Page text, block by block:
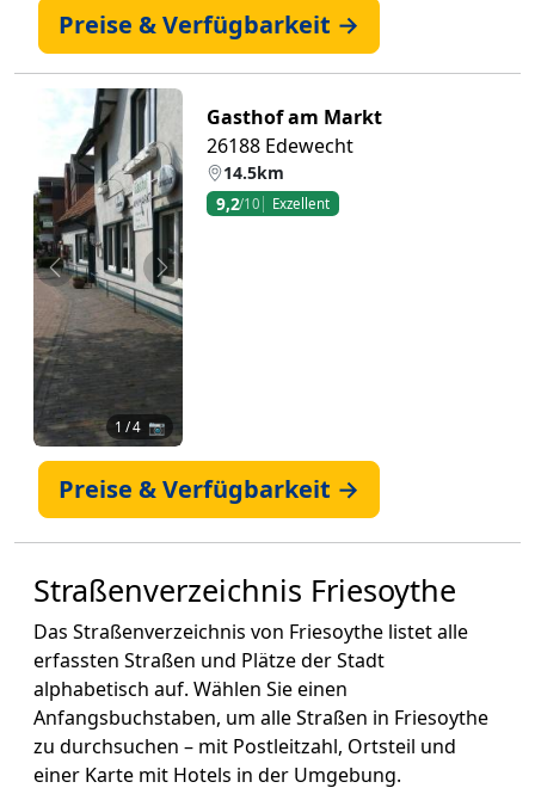
Preise & Verfügbarkeit →
Zurück Weiter
1 / 4 📷
Gasthof am Markt
26188 Edewecht
14.5km
9,2/10 Exzellent
Preise & Verfügbarkeit →
Straßenverzeichnis Friesoythe
Das Straßenverzeichnis von Friesoythe listet alle
erfassten Straßen und Plätze der Stadt
alphabetisch auf. Wählen Sie einen
Anfangsbuchstaben, um alle Straßen in Friesoythe
zu durchsuchen – mit Postleitzahl, Ortsteil und
einer Karte mit Hotels in der Umgebung.